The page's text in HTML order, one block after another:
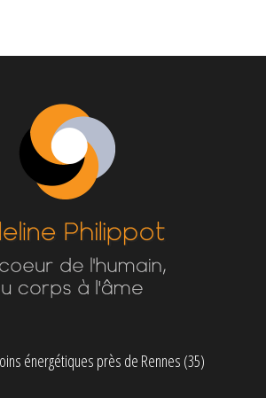
énergétiques près de Rennes (35)